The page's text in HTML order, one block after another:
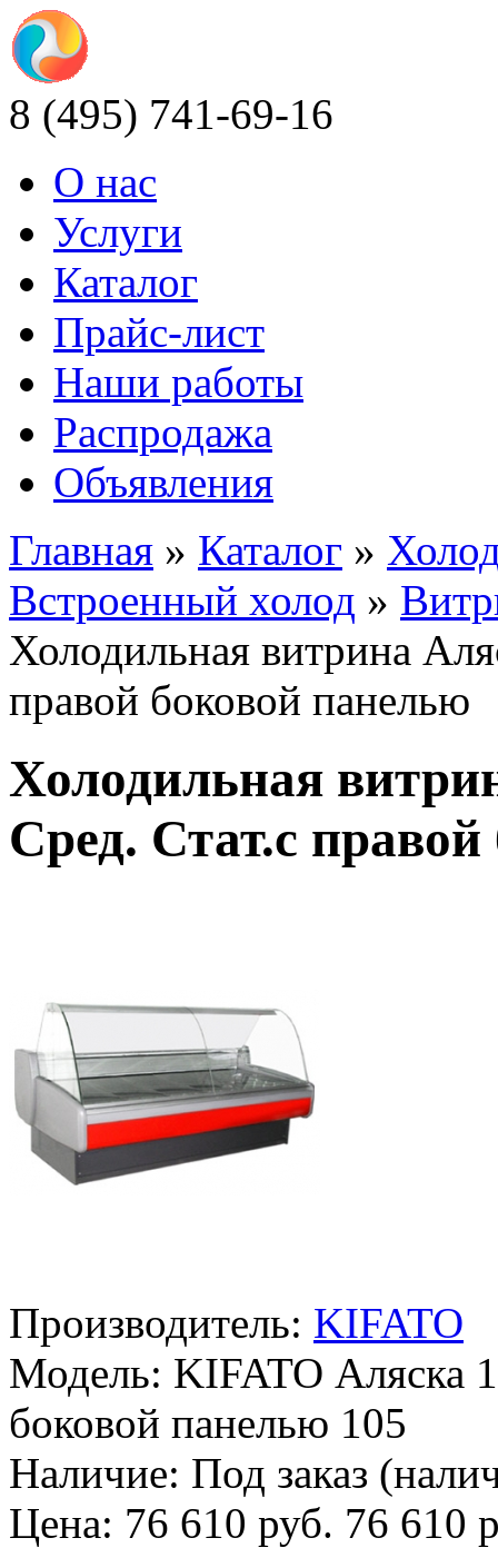
8 (495) 741-69-16
О нас
Услуги
Каталог
Прайс-лист
Наши работы
Распродажа
Объявления
Главная » Каталог »
Встроенный холод »
Холодильная витрина
правой боковой панелью
Холодильная
Сред. Стат.с
Производитель: KIFATO
Модель: KIFATO Аляска
боковой панелью 105
Наличие: Под заказ
Цена: 76 610 руб. 76 610